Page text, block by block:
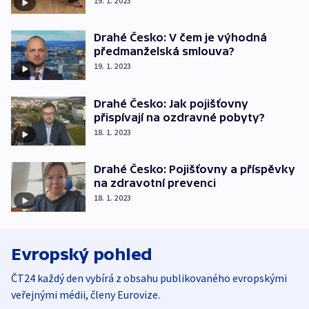
Drahé Česko: V čem je výhodná
předmanželská smlouva?
19. 1. 2023
Drahé Česko: Jak pojišťovny
přispívají na ozdravné pobyty?
18. 1. 2023
Drahé Česko: Pojišťovny a příspěvky
na zdravotní prevenci
18. 1. 2023
Evropský pohled
ČT24 každý den vybírá z obsahu publikovaného evropskými
veřejnými médii, členy Eurovize.